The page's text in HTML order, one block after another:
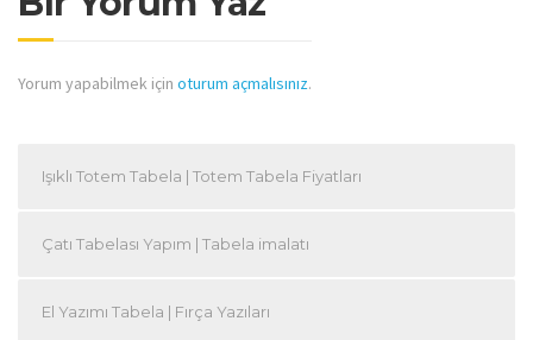
Yorum yapabilmek için oturum açmalısınız.
Işıklı Totem Tabela | Totem Tabela Fiyatları
Çatı Tabelası Yapım | Tabela imalatı
El Yazımı Tabela | Fırça Yazıları